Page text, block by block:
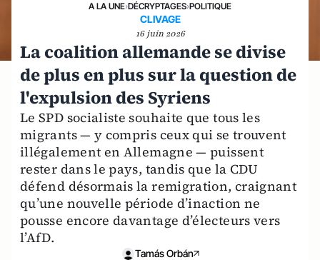
A LA UNE›DÉCRYPTAGES›POLITIQUE
CLIVAGE
16 juin 2026
La coalition allemande se divise
de plus en plus sur la question de
l'expulsion des Syriens
Le SPD socialiste souhaite que tous les
migrants — y compris ceux qui se trouvent
illégalement en Allemagne — puissent
rester dans le pays, tandis que la CDU
défend désormais la remigration, craignant
qu’une nouvelle période d’inaction ne
pousse encore davantage d’électeurs vers
l’AfD.
Tamás Orbán